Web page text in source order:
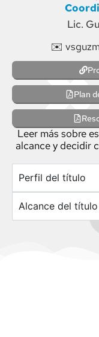
Lic.
✉️
Plan
Leer más sobre
alcance y decidir
Perfil del título
Alcance del título